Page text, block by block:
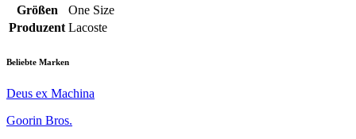
Größen
One Size
Produzent Lacoste
Beliebte Marken
Deus ex Machina
Goorin Bros.